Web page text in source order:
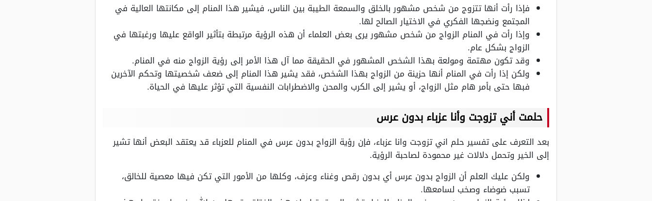
فإذا رأت أنها تتزوج من شخص مشهور بالخلق والسمعة الطيبة بين الناس، فيشير هذا المنام إلى مكانتها العالية في
المجتمع ونضجها الفكري في الاختيار الصالح لها.
وإذا رأت في المنام الزواج من شخص مشهور يرى بعض العلماء أن هذه الرؤية مرتبطة بتأثير الواقع عليها ورغبتها في
الزواج بشكل عام.
وقد تكون مهتمة ومولعة بهذا الشخص المشهور في الحقيقة مما آل هذا الأمر إلى رؤية الزواج منه في المنام.
ولكن إذا رأت في المنام أنها حزينة من الزواج بهذا الشخص، فقد يشير هذا المنام إلى ضعف شخصيتها وتحكم الآخرين
فبها حتى بأمر هام مثل الزواج، أو يشير إلى الكرب والمحن والاضطرابات النفسية التي تؤثر عليها في الحياة.
حلمت أني تزوجت وأنا عزباء بدون عرس
بعد التعرف على تفسير حلم اني تزوجت وانا عزباء، فإن رؤية الزواج بدون عرس في المنام للعزباء قد يعتقد البعض أنها تشير
إلى الخير وتحمل دلالات غير محمودة لصاحبة الرؤية.
ولكن عليك العلم أن الزواج بدون عرس أي بدون رقص وغناء وعزف، وكلها من الأمور التي تكن فيها معصية للخالق،
تسبب ضوضاء وصخب لسامعها.